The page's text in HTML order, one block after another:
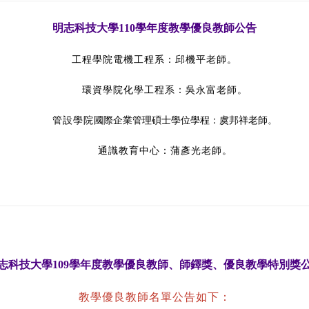
明志科技大學110學年度教學優良教師公告
工程學院電機工程系：邱機平老師 。
環資學院化學工程系：吳永富老師。
管設學院 國際企業管理碩士學位學程 ：虞邦祥老師。
通識教育中心：蒲彥光老師 。
科技大學109學年度教學優良教師、師鐸獎、優良教學特別獎
教學優良教師名單公告如下：